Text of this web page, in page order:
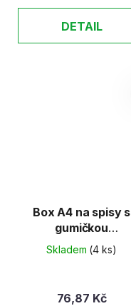
DETAIL
Box A4 na spisy s
gumičkou
5330/PP/CLASSIC...
Skladem (4 ks)
76,87 Kč